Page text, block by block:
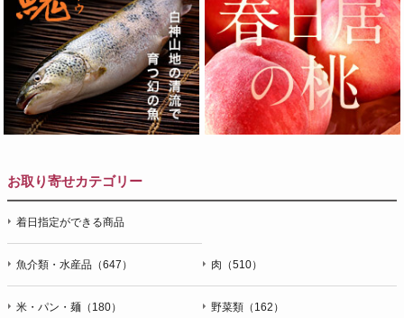
お取り寄せカテゴリー
着日指定ができる商品
魚介類・水産品（647） 肉（510）
米・パン・麺（180） 野菜類（162）